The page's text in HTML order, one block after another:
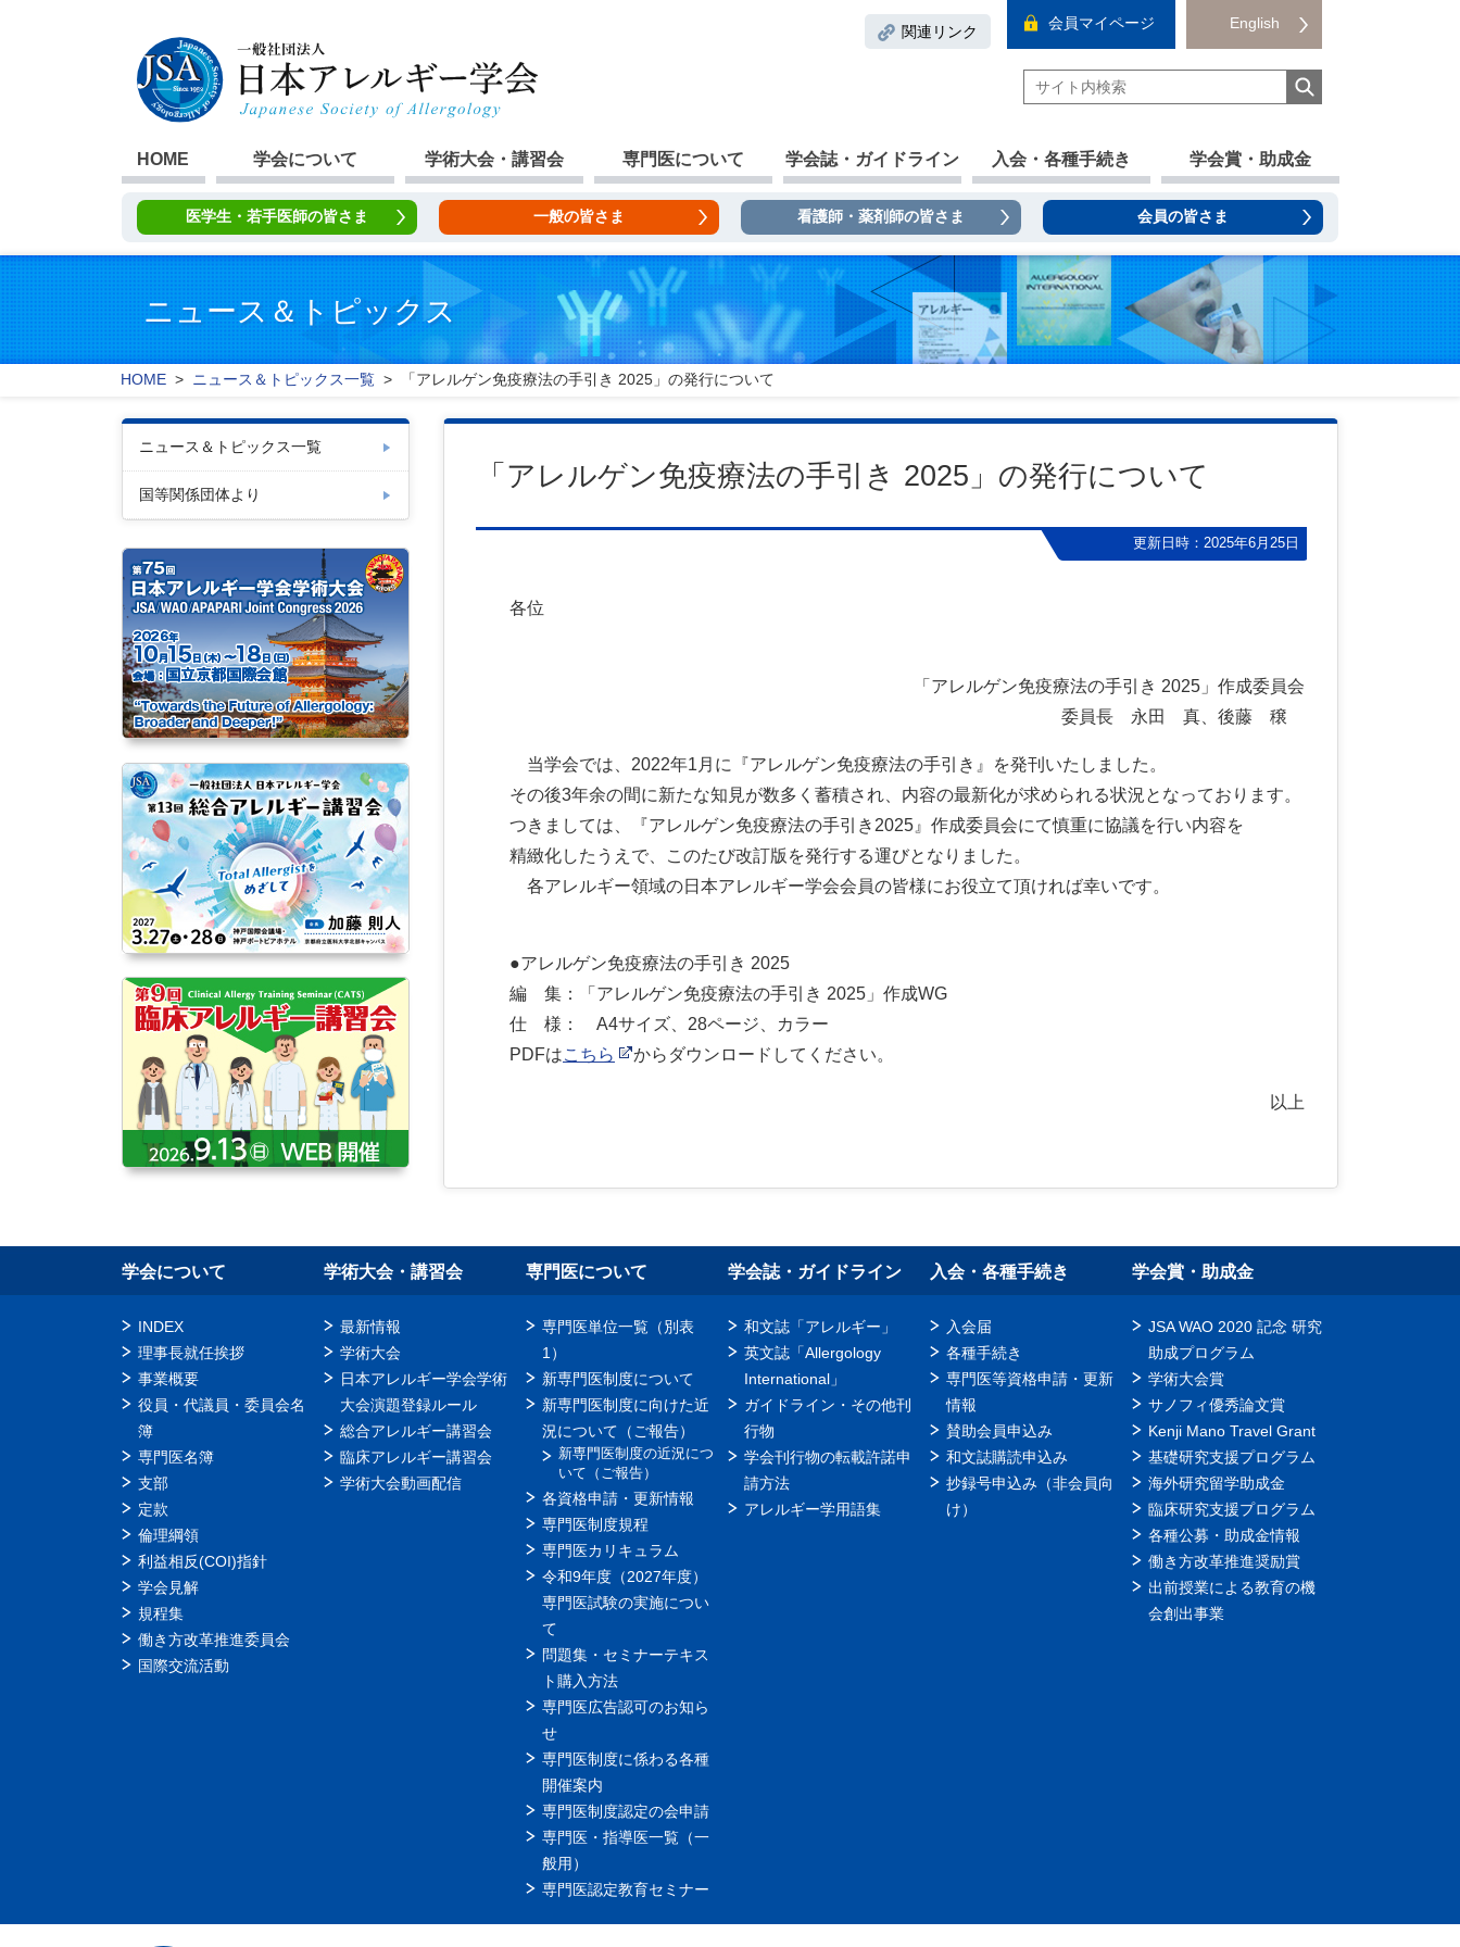
English
会員マイページ
関連リンク
HOME 学会について 学術大会・講習会 専門医について 学会誌・ガイドライン 入会・各種手続き 学会賞・助成金
医学生・若手医師の皆さま 一般の皆さま 看護師・薬剤師の皆さま 会員の皆さま
ニュース＆トピックス
ニュース＆トピックス一覧
国等関係団体より
HOME > ニュース＆トピックス一覧 > 「アレルゲン免疫療法の手引き 2025」の発行について
「アレルゲン免疫療法の手引き 2025」の発行について
更新日時：2025年6月25日
各位
「アレルゲン免疫療法の手引き 2025」作成委員会
委員長 永田 真、後藤 穣
当学会では、2022年1月に『アレルゲン免疫療法の手引き』を発刊いたしました。
その後3年余の間に新たな知見が数多く蓄積され、内容の最新化が求められる状況となっております。
つきましては、『アレルゲン免疫療法の手引き2025』作成委員会にて慎重に協議を行い内容を
精緻化したうえで、このたび改訂版を発行する運びとなりました。
各アレルギー領域の日本アレルギー学会会員の皆様にお役立て頂ければ幸いです。
●アレルゲン免疫療法の手引き 2025
編 集：「アレルゲン免疫療法の手引き 2025」作成WG
仕 様： A4サイズ、28ページ、カラー
PDFはこちら からダウンロードしてください。
以上
学会について
INDEX
理事長就任挨拶
事業概要
役員・代議員・委員会名
簿
専門医名簿
支部
定款
倫理綱領
利益相反(COI)指針
学会見解
規程集
働き方改革推進委員会
国際交流活動
学術大会・講習会
最新情報
学術大会
日本アレルギー学会学術
大会演題登録ルール
総合アレルギー講習会
臨床アレルギー講習会
学術大会動画配信
専門医について
専門医単位一覧（別表
1）
新専門医制度について
新専門医制度に向けた近
況について（ご報告）
新専門医制度の近況につ
いて（ご報告）
各資格申請・更新情報
専門医制度規程
専門医カリキュラム
令和9年度（2027年度）
専門医試験の実施につい
て
問題集・セミナーテキス
ト購入方法
専門医広告認可のお知ら
せ
専門医制度に係わる各種
開催案内
専門医制度認定の会申請
専門医・指導医一覧（一
般用）
専門医認定教育セミナー
学会誌・ガイドライン
和文誌「アレルギー」
英文誌「Allergology
International」
ガイドライン・その他刊
行物
学会刊行物の転載許諾申
請方法
アレルギー学用語集
入会・各種手続き
入会届
各種手続き
専門医等資格申請・更新
情報
賛助会員申込み
和文誌購読申込み
抄録号申込み（非会員向
け）
学会賞・助成金
JSA WAO 2020 記念 研究
助成プログラム
学術大会賞
サノフィ優秀論文賞
Kenji Mano Travel Grant
基礎研究支援プログラム
海外研究留学助成金
臨床研究支援プログラム
各種公募・助成金情報
働き方改革推進奨励賞
出前授業による教育の機
会創出事業